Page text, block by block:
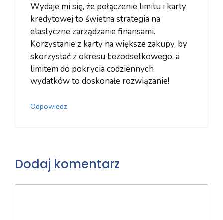
Wydaje mi się, że połączenie limitu i karty
kredytowej to świetna strategia na
elastyczne zarządzanie finansami.
Korzystanie z karty na większe zakupy, by
skorzystać z okresu bezodsetkowego, a
limitem do pokrycia codziennych
wydatków to doskonałe rozwiązanie!
Odpowiedz
Dodaj komentarz